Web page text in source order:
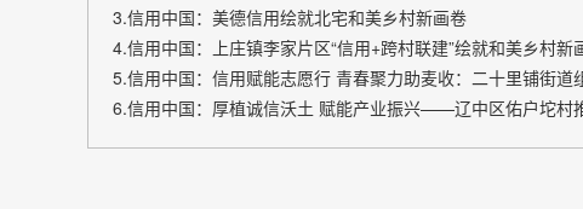
3.信用中国：美德信用绘就北宅和美乡村新画卷
4.信用中国：上庄镇李家片区“信用+跨村联建”绘就和美乡村新
5.信用中国：信用赋能志愿行 青春聚力助麦收：二十里铺街道
6.信用中国：厚植诚信沃土 赋能产业振兴——辽中区佑户坨村